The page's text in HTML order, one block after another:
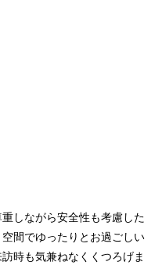
しながら安全性も考慮した
間でゆったりとお過ごしい
時も気兼ねなくくつろげま